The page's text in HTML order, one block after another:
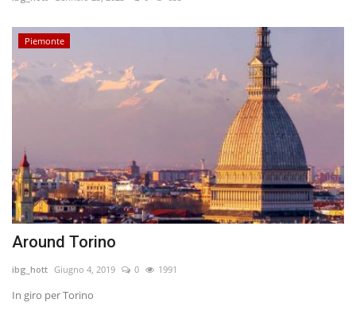
Volgo Academy
Tecnologia
Partner
Recensioni
Galleria
Piemonte
Around Torino
ibg_hott Giugno 4, 2019 0 1991
In giro per Torino